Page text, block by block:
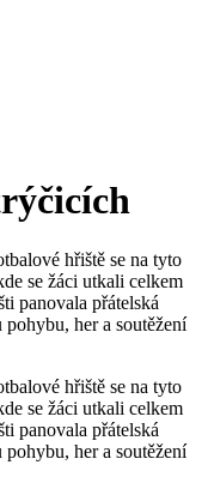
hřiště se na tyto
se žáci utkali celkem
panovala přátelská
her a soutěžení
hřiště se na tyto
se žáci utkali celkem
panovala přátelská
her a soutěžení